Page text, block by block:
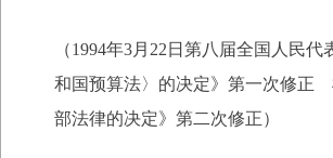
（1994年3月22日第八届全国人民
和国预算法〉的决定》第一次修正
部法律的决定》第二次修正）